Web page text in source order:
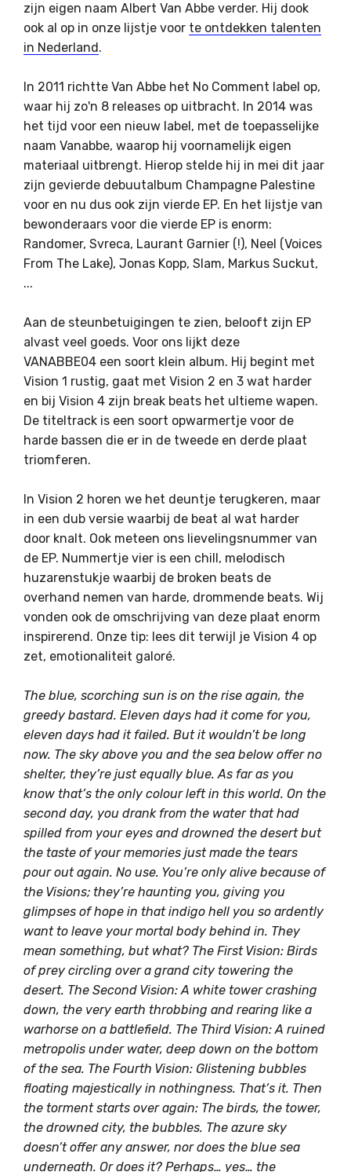
zijn eigen naam Albert Van Abbe verder. Hij dook
ook al op in onze lijstje voor te ontdekken talenten
in Nederland .
In 2011 richtte Van Abbe het No Comment label op,
waar hij zo'n 8 releases op uitbracht. In 2014 was
het tijd voor een nieuw label, met de toepasselijke
naam Vanabbe, waarop hij voornamelijk eigen
materiaal uitbrengt. Hierop stelde hij in mei dit jaar
zijn gevierde debuutalbum Champagne Palestine
voor en nu dus ook zijn vierde EP. En het lijstje van
bewonderaars voor die vierde EP is enorm:
Randomer, Svreca, Laurant Garnier (!), Neel (Voices
From The Lake), Jonas Kopp, Slam, Markus Suckut,
...
Aan de steunbetuigingen te zien, belooft zijn EP
alvast veel goeds. Voor ons lijkt deze
VANABBE04 een soort klein album. Hij begint met
Vision 1 rustig, gaat met Vision 2 en 3 wat harder
en bij Vision 4 zijn break beats het ultieme wapen.
De titeltrack is een soort opwarmertje voor de
harde bassen die er in de tweede en derde plaat
triomferen.
In Vision 2 horen we het deuntje terugkeren, maar
in een dub versie waarbij de beat al wat harder
door knalt. Ook meteen ons lievelingsnummer van
de EP. Nummertje vier is een chill, melodisch
huzarenstukje waarbij de broken beats de
overhand nemen van harde, drommende beats. Wij
vonden ook de omschrijving van deze plaat enorm
inspirerend. Onze tip: lees dit terwijl je Vision 4 op
zet, emotionaliteit galoré.
The blue, scorching sun is on the rise again, the
greedy bastard. Eleven days had it come for you,
eleven days had it failed. But it wouldn’t be long
now. The sky above you and the sea below offer no
shelter, they’re just equally blue. As far as you
know that’s the only colour left in this world. On the
second day, you drank from the water that had
spilled from your eyes and drowned the desert but
the taste of your memories just made the tears
pour out again. No use. You’re only alive because of
the Visions; they’re haunting you, giving you
glimpses of hope in that indigo hell you so ardently
want to leave your mortal body behind in. They
mean something, but what? The First Vision: Birds
of prey circling over a grand city towering the
desert. The Second Vision: A white tower crashing
down, the very earth throbbing and rearing like a
warhorse on a battlefield. The Third Vision: A ruined
metropolis under water, deep down on the bottom
of the sea. The Fourth Vision: Glistening bubbles
floating majestically in nothingness. That’s it. Then
the torment starts over again: The birds, the tower,
the drowned city, the bubbles. The azure sky
doesn’t offer any answer, nor does the blue sea
underneath. Or does it? Perhaps… yes… the